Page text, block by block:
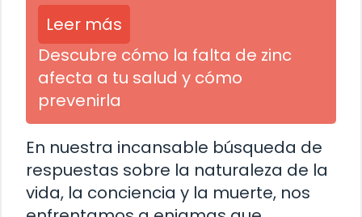
Leer más
Descubre cómo la falta de zinc
afecta a tu salud y cómo
prevenirla
En nuestra incansable búsqueda de
respuestas sobre la naturaleza de la
vida, la conciencia y la muerte, nos